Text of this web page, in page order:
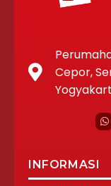
Cepor,
INFORMASI